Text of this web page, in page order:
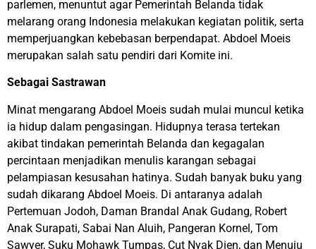
parlemen, menuntut agar Pemerintah Belanda tidak
melarang orang Indonesia melakukan kegiatan politik, serta
memperjuangkan kebebasan berpendapat. Abdoel Moeis
merupakan salah satu pendiri dari Komite ini.
Sebagai Sastrawan
Minat mengarang Abdoel Moeis sudah mulai muncul ketika
ia hidup dalam pengasingan. Hidupnya terasa tertekan
akibat tindakan pemerintah Belanda dan kegagalan
percintaan menjadikan menulis karangan sebagai
pelampiasan kesusahan hatinya. Sudah banyak buku yang
sudah dikarang Abdoel Moeis. Di antaranya adalah
Pertemuan Jodoh, Daman Brandal Anak Gudang, Robert
Anak Surapati, Sabai Nan Aluih, Pangeran Kornel, Tom
Sawyer, Suku Mohawk Tumpas, Cut Nyak Dien, dan Menuju